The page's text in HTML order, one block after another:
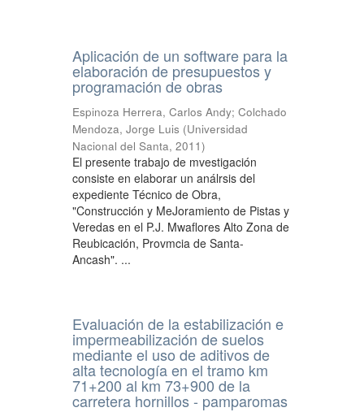
Aplicación de un software para la
elaboración de presupuestos y
programación de obras
Espinoza Herrera, Carlos Andy; Colchado
Mendoza, Jorge Luis (Universidad
Nacional del Santa, 2011)
El presente trabajo de mvestigación
consiste en elaborar un análrsis del
expediente Técnico de Obra,
"Construcción y MeJoramiento de Pistas y
Veredas en el P.J. Mwaflores Alto Zona de
Reubicación, Provmcia de Santa-
Ancash". ...
Evaluación de la estabilización e
impermeabilización de suelos
mediante el uso de aditivos de
alta tecnología en el tramo km
71+200 al km 73+900 de la
carretera hornillos - pamparomas